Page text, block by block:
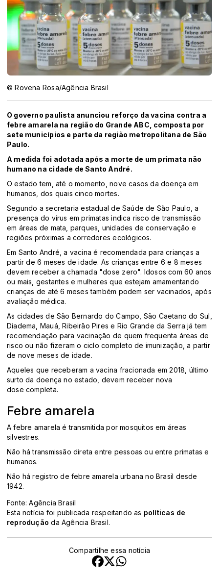
© Rovena Rosa/Agência Brasil
O governo paulista anunciou reforço da vacina contra a
febre amarela na região do Grande ABC, composta por
sete municípios e parte da região metropolitana de São
Paulo.
A medida foi adotada após a morte de um primata não
humano na cidade de Santo André.
O estado tem, até o momento, nove casos da doença em
humanos, dos quais cinco mortes.
Segundo a secretaria estadual de Saúde de São Paulo, a
presença do vírus em primatas indica risco de transmissão
em áreas de mata, parques, unidades de conservação e
regiões próximas a corredores ecológicos.
Em Santo André, a vacina é recomendada para crianças a
partir de 6 meses de idade. As crianças entre 6 e 8 meses
devem receber a chamada "dose zero". Idosos com 60 anos
ou mais, gestantes e mulheres que estejam amamentando
crianças de até 6 meses também podem ser vacinados, após
avaliação médica.
As cidades de São Bernardo do Campo, São Caetano do Sul,
Diadema, Mauá, Ribeirão Pires e Rio Grande da Serra já tem
recomendação para vacinação de quem frequenta áreas de
risco ou não fizeram o ciclo completo de imunização, a partir
de nove meses de idade.
Aqueles que receberam a vacina fracionada em 2018, último
surto da doença no estado, devem receber nova
dose completa.
Febre amarela
A febre amarela é transmitida por mosquitos em áreas
silvestres.
Não há transmissão direta entre pessoas ou entre primatas e
humanos.
Não há registro de febre amarela urbana no Brasil desde
1942.
Fonte: Agência Brasil
Esta notícia foi publicada respeitando as políticas de
reprodução da Agência Brasil.
Compartilhe essa notícia